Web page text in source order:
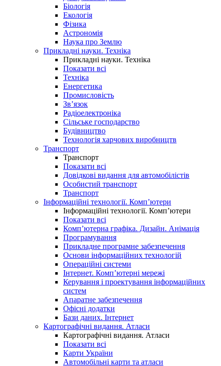
Біологія
Екологія
Фізика
Астрономія
Наука про Землю
Прикладні науки. Техніка
Прикладні науки. Техніка
Показати всі
Техніка
Енергетика
Промисловість
Зв’язок
Радіоелектроніка
Сільське господарство
Будівництво
Технологія харчових виробництв
Транспорт
Транспорт
Показати всі
Довідкові видання для автомобілістів
Особистий транспорт
Транспорт
Інформаційні технології. Комп’ютери
Інформаційні технології. Комп’ютери
Показати всі
Комп’ютерна графіка. Дизайн. Анімація
Програмування
Прикладне програмне забезпечення
Основи інформаційних технологій
Операційні системи
Інтернет. Комп’ютерні мережі
Керування і проектування інформаційних
систем
Апаратне забезпечення
Офісні додатки
Бази даних. Інтернет
Картографічні видання. Атласи
Картографічні видання. Атласи
Показати всі
Карти України
Автомобільні карти та атласи